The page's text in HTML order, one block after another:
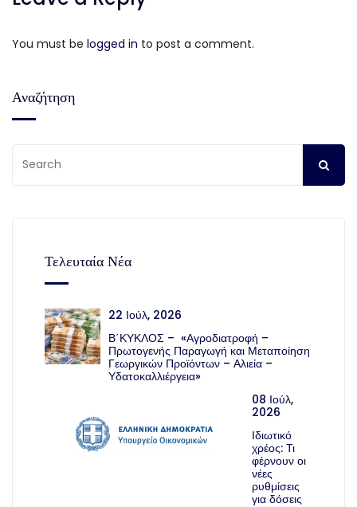
You must be logged in to post a comment.
Αναζήτηση
Τελευταία Νέα
22 Ιούλ, 2026
Β΄ΚΥΚΛΟΣ – «Αγροδιατροφή –
Πρωτογενής Παραγωγή και Μεταποίηση
Γεωργικών Προϊόντων – Αλιεία –
Υδατοκαλλιέργεια»
08 Ιούλ,
2026
Ιδιωτικό
χρέος: Τι
φέρνουν οι
νέες
ρυθμίσεις
για δόσεις